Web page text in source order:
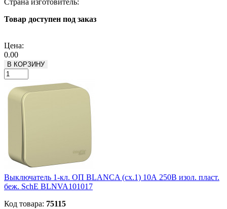
Страна изготовитель:
Товар доступен под заказ
Цена:
0.00
В КОРЗИНУ
Выключатель 1-кл. ОП BLANCA (сх.1) 10А 250В изол. пласт.
беж. SchE BLNVA101017
Код товара: 75115